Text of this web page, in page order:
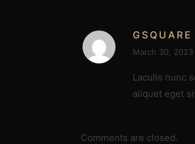
GSQUARE
March 30,
Laculis nunc
aliquet eget
Comments are closed.